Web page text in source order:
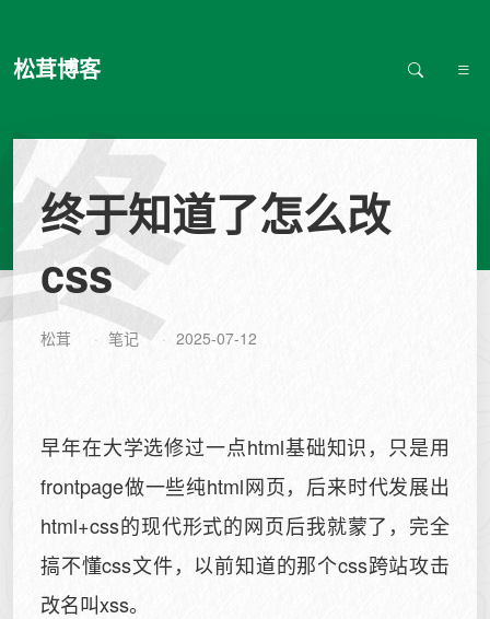
松茸博客
终于知道了怎么改
css
松茸 笔记 2025-07-12
早年在大学选修过一点html基础知识，只是用
frontpage做一些纯html网页，后来时代发展出
html+css的现代形式的网页后我就蒙了，完全
搞不懂css文件，以前知道的那个css跨站攻击
改名叫xss。